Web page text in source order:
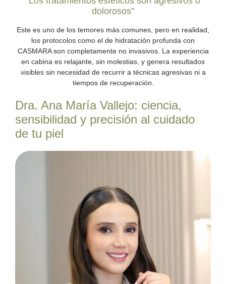
dolorosos”
Este es uno de los temores más comunes, pero en realidad,
los protocolos como el de hidratación profunda con
CASMARA son completamente no invasivos. La experiencia
en cabina es relajante, sin molestias, y genera resultados
visibles sin necesidad de recurrir a técnicas agresivas ni a
tiempos de recuperación.
Dra. Ana María Vallejo: ciencia,
sensibilidad y precisión al cuidado
de tu piel